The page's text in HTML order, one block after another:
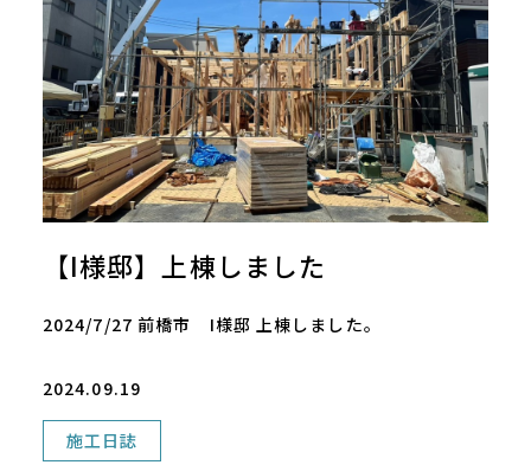
【I様邸】上棟しました
2024/7/27 前橋市 I様邸 上棟しました。
2024.09.19
施工日誌